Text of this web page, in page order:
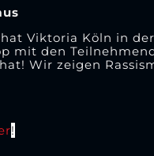
Viktoria Köln in
mit den
Wir zeigen
!